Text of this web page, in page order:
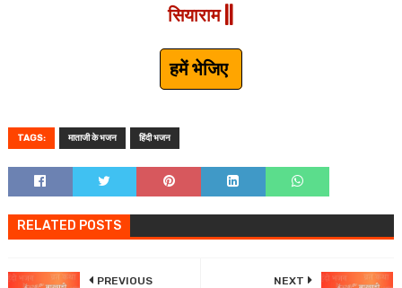
सियाराम ||
हमें भेजिए
TAGS: माताजी के भजन हिंदी भजन
RELATED POSTS
NEXT
PREVIOUS